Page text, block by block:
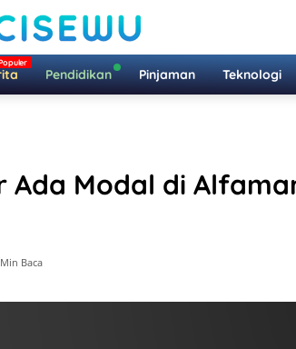
Pendidikan Pinjaman Teknologi
Ada Modal di
Baca